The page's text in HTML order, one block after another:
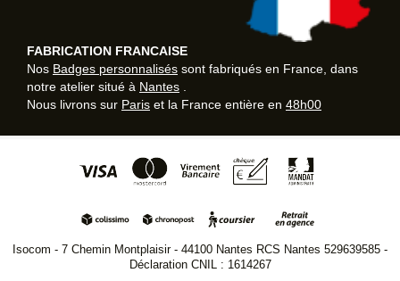
FABRICATION FRANCAISE
Nos Badges personnalisés sont fabriqués en France, dans
notre atelier situé à Nantes
Nous livrons sur Paris et la France entière en 48h00
Isocom - 7 Chemin Montplaisir - 44100 Nantes RCS Nantes 529639585 -
Déclaration CNIL : 1614267